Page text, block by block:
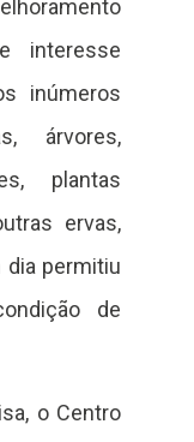
interesse
inúmeros
árvores,
plantas
ervas,
permitiu
de
o Centro